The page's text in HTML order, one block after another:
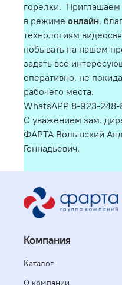
горелки. Приглашаем
в режиме онлайн,
технологиям
побывать на нашем
задать все
оперативно, не
рабочего места.
WhatsAPP 8-923-
С уважением зам.
ФАРТА Волынский
Геннадьевич.
Компания
Каталог
О компании